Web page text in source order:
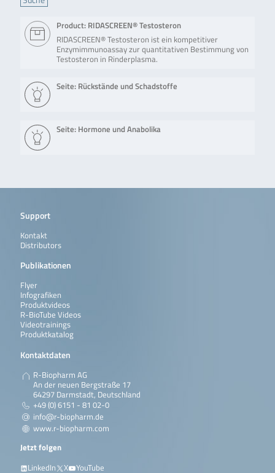
Product: RIDASCREEN® Testosteron
RIDASCREEN® Testosteron ist ein kompetitiver
Enzymimmunoassay zur quantitativen Bestimmung von
Testosteron in Rinderplasma.
Seite: Rückstände und Schadstoffe
Seite: Hormone und Anabolika
Support
Kontakt
Distributors
Publikationen
Flyer
Infografiken
Produktvideos
R-BioTube Videos
Videotrainings
Produktkatalog
Kontaktdaten
R-Biopharm AG
An der neuen Bergstraße 17
64297 Darmstadt, Deutschland
+49 (0) 6151 - 81 02-0
info@r-biopharm.de
www.r-biopharm.com
Jetzt folgen
LinkedIn
X YouTube